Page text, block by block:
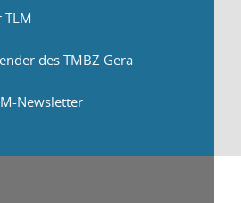
TLM
des TMBZ Gera
Newsletter